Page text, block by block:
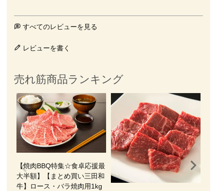
すべてのレビューを見る
レビューを書く
売れ筋商品ランキング
【焼肉BBQ特集☆食卓応援最
大半額】【まとめ買い三田和
牛】ロース・バラ焼肉用1kg